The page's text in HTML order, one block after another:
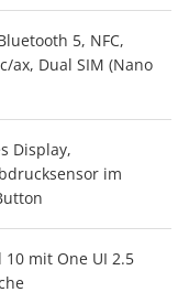
5, NFC,
ax, Dual SIM (Nano
Display,
im
mit One UI 2.5